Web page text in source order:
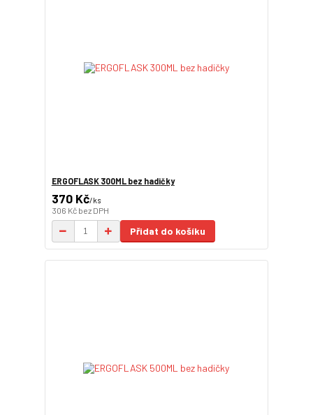
ERGOFLASK 300ML bez hadičky
370 Kč/ks
306 Kč bez DPH
Přidat do košíku